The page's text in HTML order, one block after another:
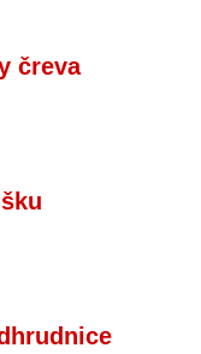
čreva